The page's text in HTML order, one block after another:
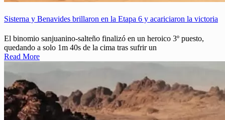
Sisterna y Benavides brillaron en la Etapa 6 y acariciaron la victoria
El binomio sanjuanino-salteño finalizó en un heroico 3º puesto,
quedando a solo 1m 40s de la cima tras sufrir un
Read More